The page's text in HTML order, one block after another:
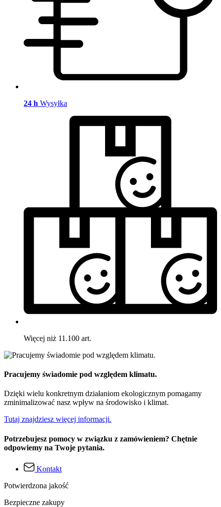
24 h Wysyłka
Więcej niż 11.100 art.
Pracujemy świadomie pod względem klimatu.
Dzięki wielu konkretnym działaniom ekologicznym pomagamy
zminimalizować nasz wpływ na środowisko i klimat.
Tutaj znajdziesz więcej informacji.
Potrzebujesz pomocy w związku z zamówieniem? Chętnie
odpowiemy na Twoje pytania.
Kontakt
Potwierdzona jakość
Bezpieczne zakupy